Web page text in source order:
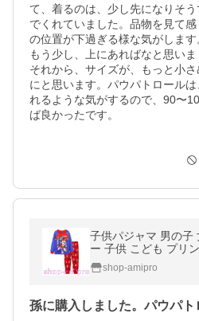
て、着るのは、少し先になりそ
でくれていました。品物を見て
の位置が下過ぎる様な気がします
もう少し、上にあればなと思いま
それから、サイズが、もっと小
にと思います。パウパトロール
れるような気がするので、90〜
ば良かったです。
子供パジャマ 男の子
ー 子供 こども プリ
ズボン (パウパトロ
綿100％
shop-amipro